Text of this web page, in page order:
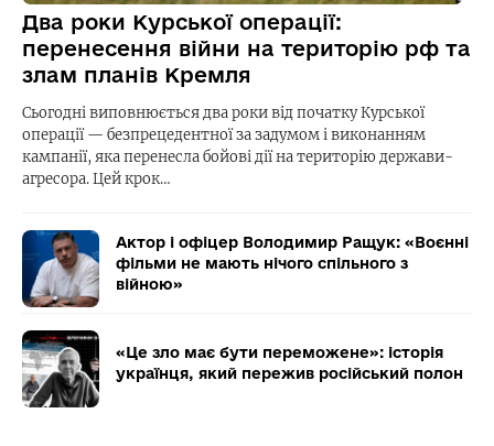
Два роки Курської операції:
перенесення війни на територію рф та
злам планів Кремля
Сьогодні виповнюється два роки від початку Курської
операції — безпрецедентної за задумом і виконанням
кампанії, яка перенесла бойові дії на територію держави-
агресора. Цей крок…
Актор і офіцер Володимир Ращук: «Воєнні
фільми не мають нічого спільного з
війною»
«Це зло має бути переможене»: історія
українця, який пережив російський полон